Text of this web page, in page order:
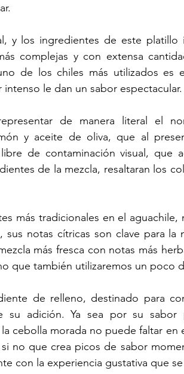
y los ingredientes de este platillo
complejas y con extensa
de los chiles más utilizados es
le dan un sabor espectacular.
de manera literal el
y aceite de oliva, que al
de contaminación visual, que
de la mezcla, resaltaran los
más tradicionales en el aguachile,
notas cítricas son clave para la
más fresca con notas más
que también utilizaremos un poco
de relleno, destinado para
su adición. Ya sea por su
cebolla morada no puede faltar en
no que crea picos de sabor
con la experiencia gustativa que se